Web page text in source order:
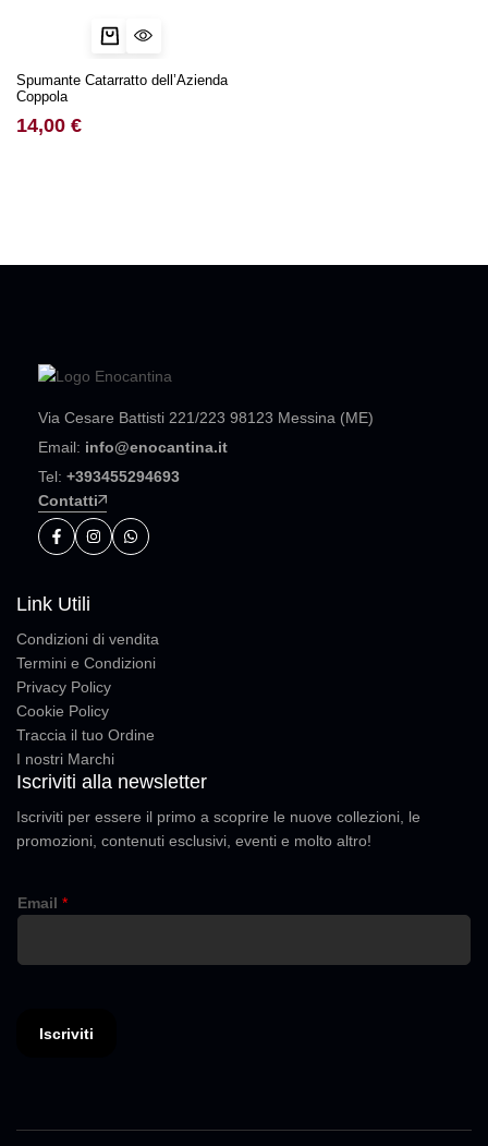
Spumante Catarratto dell’Azienda
Coppola
14,00 €
Via Cesare Battisti 221/223 98123 Messina (ME)
Email: info@enocantina.it
Tel: +393455294693
Contatti
Link Utili
Condizioni di vendita
Termini e Condizioni
Privacy Policy
Cookie Policy
Traccia il tuo Ordine
I nostri Marchi
Iscriviti alla newsletter
Iscriviti per essere il primo a scoprire le nuove collezioni, le
promozioni, contenuti esclusivi, eventi e molto altro!
m
i
Email *
Iscriviti